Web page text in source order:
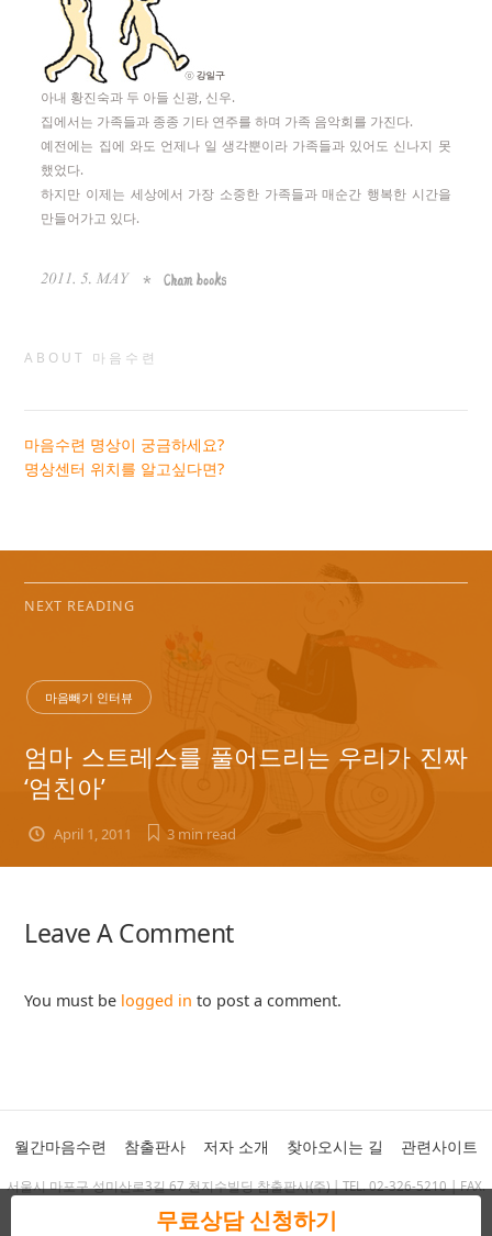
아내 황진숙과 두 아들 신광, 신우.
집에서는 가족들과 종종 기타 연주를 하며 가족 음악회를 가진다.
예전에는 집에 와도 언제나 일 생각뿐이라 가족들과 있어도 신나지 못
했었다.
하지만 이제는 세상에서 가장 소중한 가족들과 매순간 행복한 시간을
만들어가고 있다.
ABOUT 마음수련
마음수련 명상이 궁금하세요?
명상센터 위치를 알고싶다면?
NEXT READING
마음빼기 인터뷰
엄마 스트레스를 풀어드리는 우리가 진짜
‘엄친아’
April 1, 2011 3 min read
Leave A Comment
You must be logged in to post a comment.
무료상담 신청하기
월간마음수련 참출판사 저자 소개 찾아오시는 길 관련사이트
서울시 마포구 성미산로3길 67 천지수빌딩 참출판사(주) | TEL. 02-326-5210 | FAX.
Copyright 2011 Cham Publishing Corp. ALL RIGHTS RESERVED.